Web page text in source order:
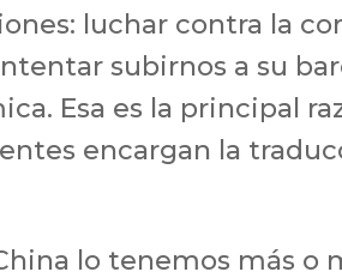
luchar contra la
subirnos a su
Esa es la principal
encargan la
lo tenemos más o